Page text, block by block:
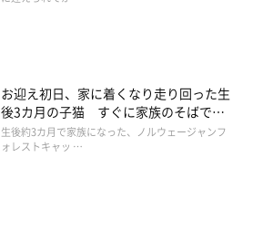
お迎え初日、家に着くなり走り回った生
後3カ月の子猫 すぐに家族のそばで落
ち着く姿に「迎えてよかった」
生後約3カ月で家族になった、ノルウェージャンフ
ォレストキャッ …